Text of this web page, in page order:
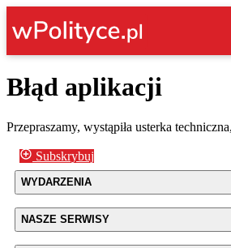
Błąd aplikacji
Przepraszamy, wystąpiła usterka
Subskrybuj
WYDARZENIA
NASZE SERWISY